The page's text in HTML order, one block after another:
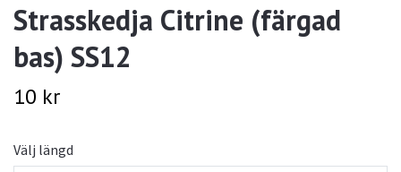
Strasskedja Citrine (färgad
bas) SS12
10 kr
Välj längd